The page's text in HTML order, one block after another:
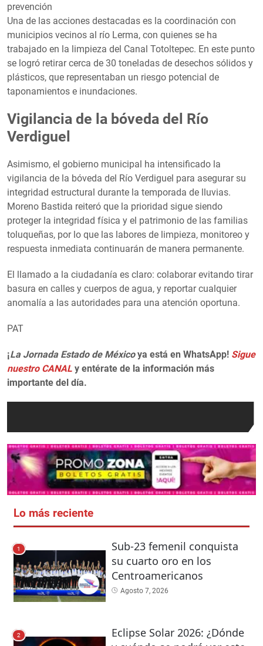
prevención
Una de las acciones destacadas es la coordinación con
municipios vecinos al río Lerma, con quienes se ha
trabajado en la limpieza del Canal Totoltepec. En este punto
se logró retirar cerca de 30 toneladas de desechos sólidos y
plásticos, que representaban un riesgo potencial de
taponamientos e inundaciones.
Vigilancia de la bóveda del Río
Verdiguel
Asimismo, el gobierno municipal ha intensificado la
vigilancia de la bóveda del Río Verdiguel para asegurar su
integridad estructural durante la temporada de lluvias.
Moreno Bastida reiteró que la prioridad sigue siendo
proteger la integridad física y el patrimonio de las familias
toluqueñas, por lo que las labores de limpieza, monitoreo y
respuesta inmediata continuarán de manera permanente.
El llamado a la ciudadanía es claro: colaborar evitando tirar
basura en calles y cuerpos de agua, y reportar cualquier
anomalía a las autoridades para una atención oportuna.
PAT
¡La Jornada Estado de Méxicoya está en WhatsApp! Sigue
nuestro CANAL y entérate de la información más
importante del día.
Lo más reciente
1
Sub-23 femenil conquista
su cuarto oro en los
Centroamericanos
Agosto 7, 2026
2
Eclipse Solar 2026: ¿Dónde